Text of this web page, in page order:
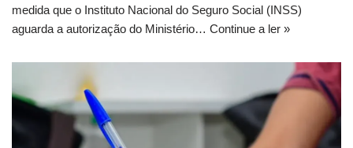
medida que o Instituto Nacional do Seguro Social (INSS)
aguarda a autorização do Ministério… Continue a ler »